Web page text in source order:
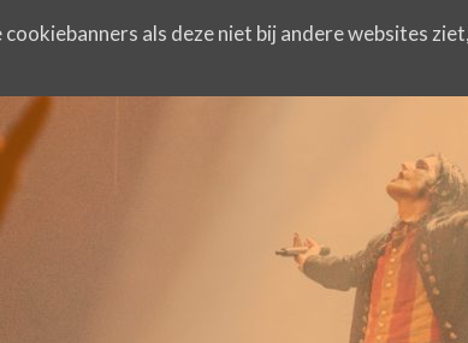
als deze niet bij andere websites